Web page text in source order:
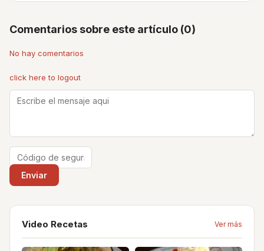
Comentarios sobre este artículo (0)
No hay comentarios
click here to logout
Video Recetas Ver más